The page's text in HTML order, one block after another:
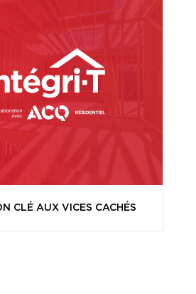
CLÉ AUX VICES CACHÉS